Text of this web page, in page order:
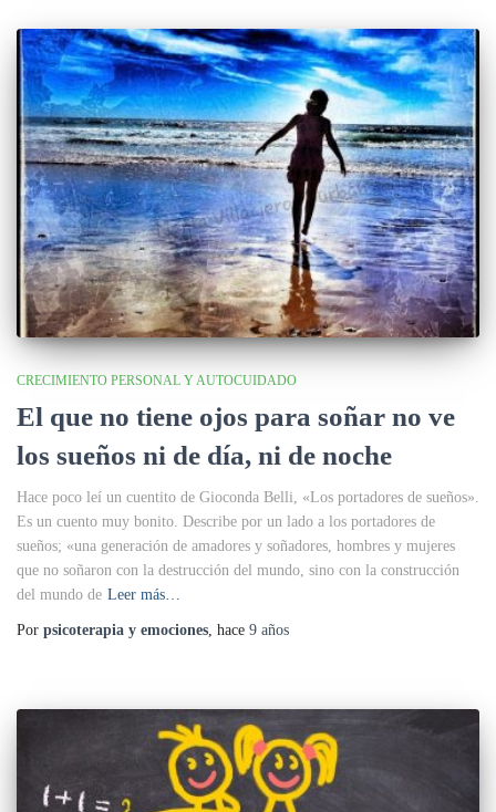
CRECIMIENTO PERSONAL Y AUTOCUIDADO
El que no tiene ojos para soñar no ve
los sueños ni de día, ni de noche
Hace poco leí un cuentito de Gioconda Belli, «Los portadores de sueños».
Es un cuento muy bonito. Describe por un lado a los portadores de
sueños; «una generación de amadores y soñadores, hombres y mujeres
que no soñaron con la destrucción del mundo, sino con la construcción
del mundo de Leer más…
Por psicoterapia y emociones , hace 9 años